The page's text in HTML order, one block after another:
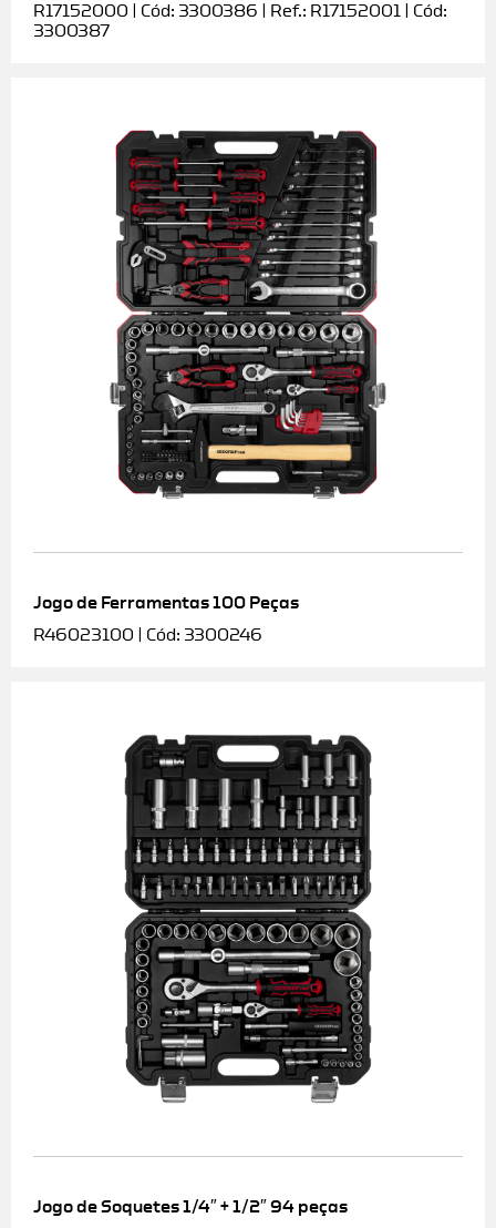
R17152000 | Cód: 3300386 | Ref.: R17152001 | Cód:
3300387
Jogo de Ferramentas 100 Peças
R46023100 | Cód: 3300246
Jogo de Soquetes 1/4″ + 1/2″ 94 peças